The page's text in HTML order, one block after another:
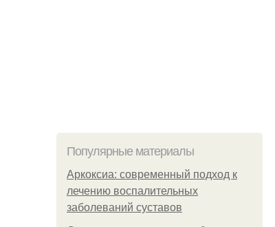
Популярные материалы
Аркоксиа: современный подход к
лечению воспалительных
заболеваний суставов